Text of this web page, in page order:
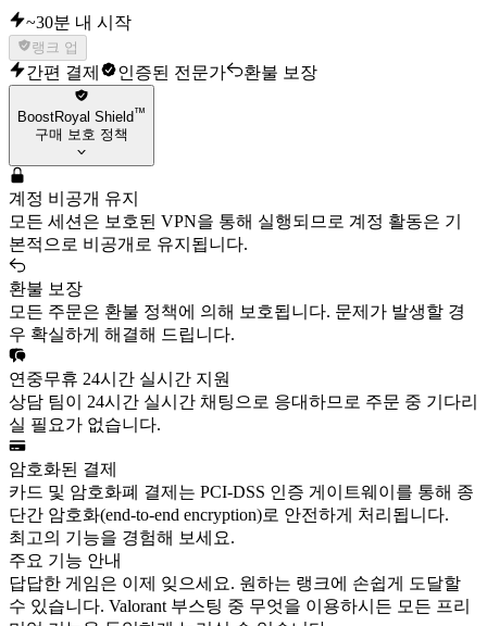
~30분 내 시작
랭크 업
간편 결제 인증된 전문가 환불 보장
BoostRoyal Shield™
구매 보호 정책
계정 비공개 유지
모든 세션은 보호된 VPN을 통해 실행되므로 계정 활동은 기
본적으로 비공개로 유지됩니다.
환불 보장
모든 주문은 환불 정책에 의해 보호됩니다. 문제가 발생할 경
우 확실하게 해결해 드립니다.
연중무휴 24시간 실시간 지원
상담 팀이 24시간 실시간 채팅으로 응대하므로 주문 중 기다리
실 필요가 없습니다.
암호화된 결제
카드 및 암호화폐 결제는 PCI-DSS 인증 게이트웨이를 통해 종
단간 암호화(end-to-end encryption)로 안전하게 처리됩니다.
최고의 기능을 경험해 보세요.
주요 기능 안내
답답한 게임은 이제 잊으세요. 원하는 랭크에 손쉽게 도달할
수 있습니다. Valorant 부스팅 중 무엇을 이용하시든 모든 프리